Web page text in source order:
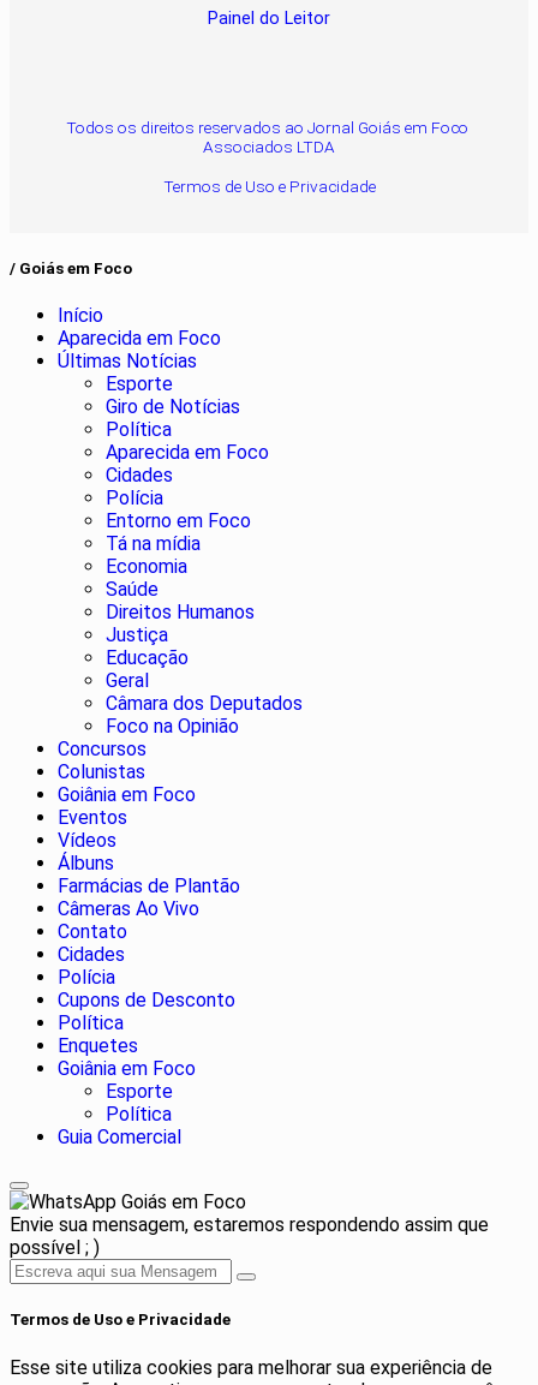
Painel do Leitor
Todos os direitos reservados ao Jornal Goiás em Foco
Associados LTDA
Termos de Uso e Privacidade
/ Goiás em Foco
Início
Aparecida em Foco
Últimas Notícias
Esporte
Giro de Notícias
Política
Aparecida em Foco
Cidades
Polícia
Entorno em Foco
Tá na mídia
Economia
Saúde
Direitos Humanos
Justiça
Educação
Geral
Câmara dos Deputados
Foco na Opinião
Concursos
Colunistas
Goiânia em Foco
Eventos
Vídeos
Álbuns
Farmácias de Plantão
Câmeras Ao Vivo
Contato
Cidades
Polícia
Cupons de Desconto
Política
Enquetes
Goiânia em Foco
Esporte
Política
Guia Comercial
Goiás em Foco
Envie sua mensagem, estaremos respondendo assim que
possível ; )
Termos de Uso e Privacidade
Esse site utiliza cookies para melhorar sua experiência de